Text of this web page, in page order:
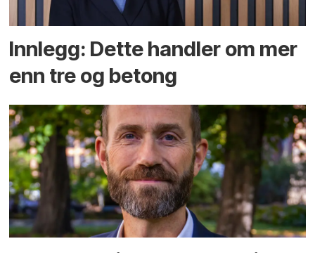
Innlegg: Dette handler om mer
enn tre og betong